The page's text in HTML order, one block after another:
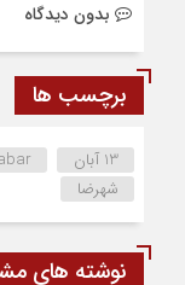
بدون دیدگاه
برچسب ها
13 آبان
شهرضا
نوشته های